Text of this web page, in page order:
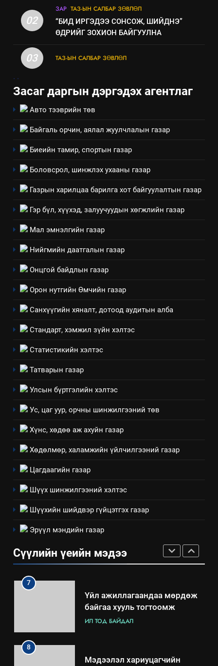
02
ЗАР ТАЗ-ЫН САЛБАР ЗӨВЛӨЛ
“БИД ИРГЭДЭЭ СОНСОЖ, ШИЙДНЭ”
ӨДРИЙГ ЗОХИОН БАЙГУУЛНА
03 ТАЗ-ЫН САЛБАР ЗӨВЛӨЛ
. .
Засаг даргын дэргэдэх агентлаг
Авто тээврийн төв
Байгаль орчин, аялал жуулчлалын газар
Биеийн тамир, спортын газар
Боловсрол, шинжлэх ухааны газар
Газрын харилцаа барилга хот байгуулалтын газар
Гэр бүл, хүүхэд, залуучуудын хөгжлийн газар
Мал эмнэлгийн газар
Нийгмийн даатгалын газар
Онцгой байдлын газар
Орон нутгийн Өмчийн газар
Санхүүгийн хяналт, дотоод аудитын алба
Стандарт, хэмжил зүйн хэлтэс
Статистикийн хэлтэс
Татварын газар
Улсын бүртгэлийн хэлтэс
Ус, цаг уур, орчны шинжилгээний төв
Хүнс, хөдөө аж ахуйн газар
Хөдөлмөр, халамжийн үйлчилгээний газар
Цагдаагийн газар
Шүүх шинжилгээний хэлтэс
Шүүхийн шийдвэр гүйцэтгэх газар
Эрүүл мэндийн газар
Сүүлийн үеийн мэдээ
Санхүүгийн тайланд хийсэн
аудитын дүгнэлт
7
байгаа хууль тогтоомж
8
явуулж байгаа үйл ажиллагаа,
үйлдвэрлэл, үйлчилгээ,
технологийн хүн, мал, амьтны
үзүүлэх буюу үзүүлж байгаа
нөлөөллийн талаарх
ИЛ ТОД БАЙДАЛ
Нээлттэй засгийн түншлэл
НЭЭЛТТЭЙ ЗАСГИЙН ТҮНШЛЭЛ
“БИД ИРГЭДЭЭ СОНСОЖ,
ШИЙДНЭ” ӨДРИЙГ ЗОХИОН
БАЙГУУЛНА
3
ТАЗ-ЫН САЛБАР ЗӨВЛӨЛ
4
Архангай аймаг дахь салбар
зөвлөлийн 2025 оны үйл
төлөвлөгөө
ТАЗ-ЫН САЛБАР ЗӨВЛӨЛ
5
“Шинэтгэлээр түүчээлсэн
зохион байгуулах арга
ТАЗ-ЫН САЛБАР ЗӨВЛӨЛ
Санхүүгийн тайланд хийсэн
ИЛ ТОД БАЙДАЛ
7
Үйл ажиллагаандаа мөрдөж
байгаа хууль тогтоомж
ИЛ ТОД БАЙДАЛ
8
Мэдээлэл хариуцагчийн